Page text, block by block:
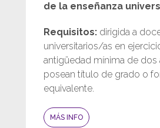
de la enseñanza
Requisitos: dirigida a
universitarios/as en
antigüedad mínima de dos
posean título de grado o
equivalente.
MÁS INFO